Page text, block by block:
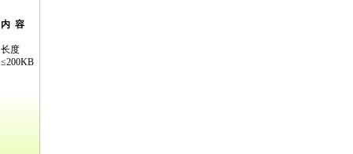
内 容
长度
≤200KB